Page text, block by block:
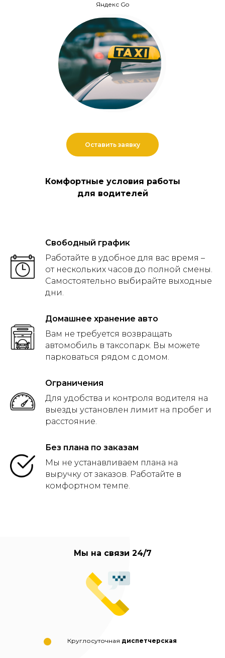
Яндекс Go
Оставить заявку
Комфортные условия работы
для водителей
Свободный график
Работайте в удобное для вас время –
от нескольких часов до полной смены.
Самостоятельно выбирайте выходные
дни.
Домашнее хранение авто
Вам не требуется возвращать
автомобиль в таксопарк. Вы можете
парковаться рядом с домом.
Ограничения
Для удобства и контроля водителя на
выезды установлен лимит на пробег и
расстояние.
Без плана по заказам
Мы не устанавливаем плана на
выручку от заказов. Работайте в
комфортном темпе.
Мы на связи 24/7
Круглосуточная диспетчерская